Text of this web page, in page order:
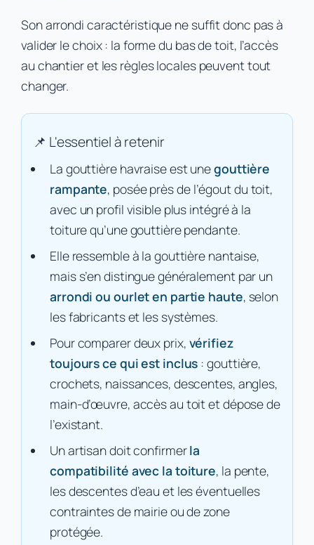
Son arrondi caractéristique ne suffit donc pas à
valider le choix : la forme du bas de toit, l’accès
au chantier et les règles locales peuvent tout
changer.
La gouttière havraise est unegouttière
rampante, posée près de l’égout du toit,
avec un profil visible plus intégré à la
toiture qu’une gouttière pendante.
Elle ressemble à la gouttière nantaise,
mais s’en distingue généralement par un
arrondi ou ourlet en partie haute, selon
les fabricants et les systèmes.
Pour comparer deux prix, vérifiez
toujours ce qui est inclus : gouttière,
crochets, naissances, descentes, angles,
main-d’œuvre, accès au toit et dépose de
l’existant.
Un artisan doit confirmerla
compatibilité avec la toiture, la pente,
les descentes d’eau et les éventuelles
contraintes de mairie ou de zone
protégée.